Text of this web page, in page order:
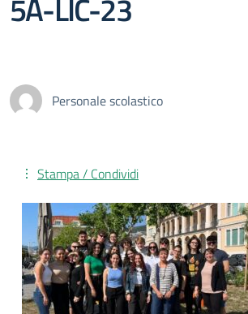
Personale scolastico
Stampa / Condividi